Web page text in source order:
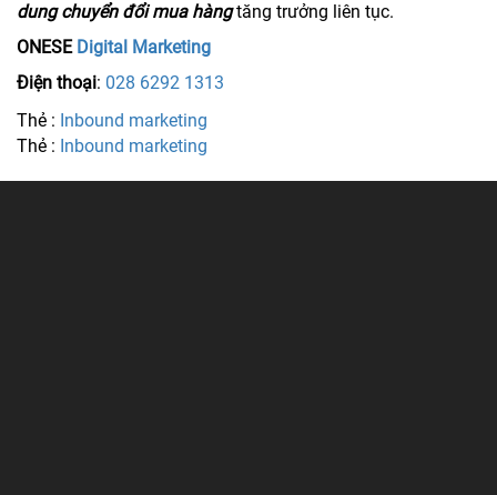
dung chuyển đổi mua hàngtăng trưởng liên tục.
ONESE Digital Marketing
Điện thoại: 028 6292 1313
Thẻ : Inbound marketing
Thẻ : Inbound marketing